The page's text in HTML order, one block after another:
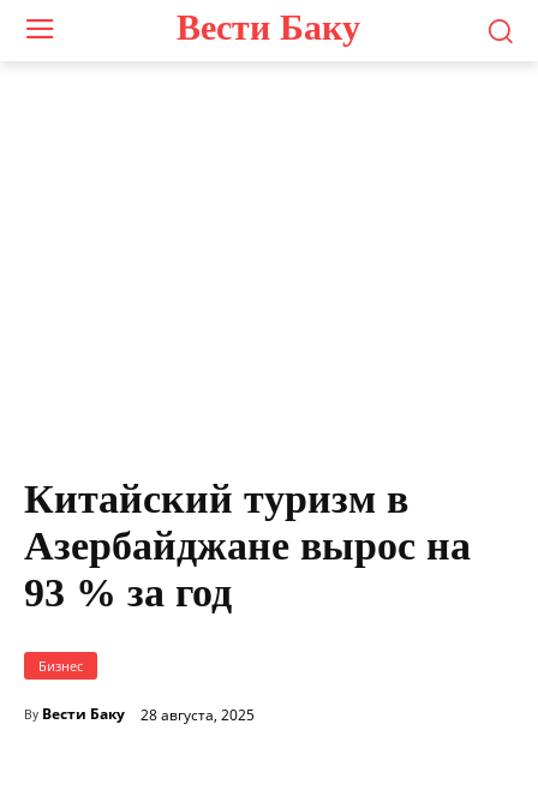
Вести Баку
Китайский туризм в
Азербайджане вырос на
93 % за год
Бизнес
By Вести Баку 28 августа, 2025